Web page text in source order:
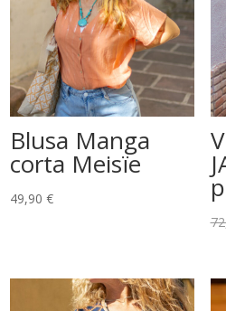
Blusa Manga
corta Meisïe
49,90€